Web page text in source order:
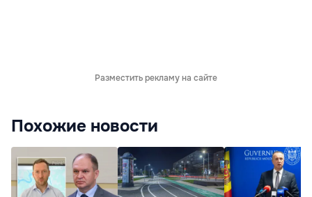
Разместить рекламу на сайте
Похожие новости